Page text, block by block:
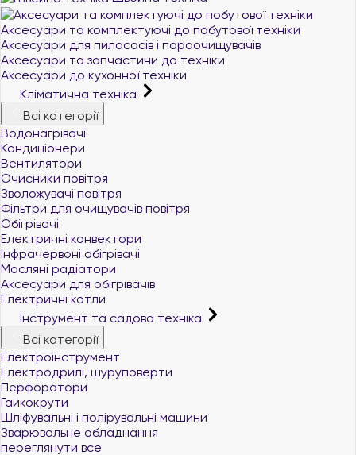
Аксесуари та комплектуючі до побутової техніки
Аксесуари для пилососів і пароочищувачів
Аксесуари та запчастини до техніки
Аксесуари до кухонної техніки
Кліматична техніка
Всі категорії
Водонагрівачі
Кондиціонери
Вентилятори
Очисники повітря
Зволожувачі повітря
Фільтри для очищувачів повітря
Обігрівачі
Електричні конвектори
Інфрачервоні обігрівачі
Масляні радіатори
Аксесуари для обігрівачів
Електричні котли
Інструмент та садова техніка
Всі категорії
Електроінструмент
Електродрилі, шуруповерти
Перфоратори
Гайкокрути
Шліфувальні і полірувальні машини
Зварювальне обладнання
переглянути все